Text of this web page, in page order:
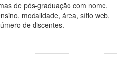
de pós-graduação com nome,
modalidade, área, sítio web,
de discentes.